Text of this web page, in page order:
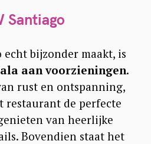
Santiago
echt bijzonder maakt, is
aan voorzieningen.
rust en ontspanning,
restaurant de perfecte
van heerlijke
Bovendien staat het